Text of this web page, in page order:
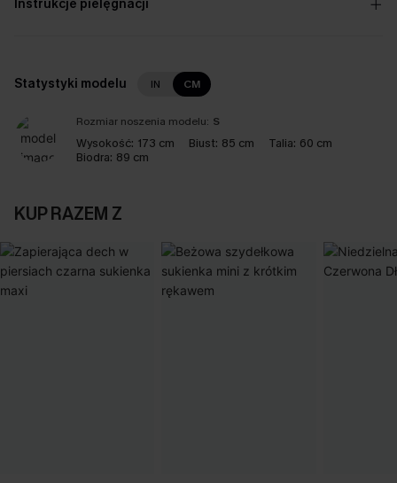
Instrukcje pielęgnacji
Statystyki modelu IN CM
Rozmiar noszenia modelu: S
Wysokość: 173 cm Biust: 85 cm Talia: 60 cm
Biodra: 89 cm
KUP RAZEM Z